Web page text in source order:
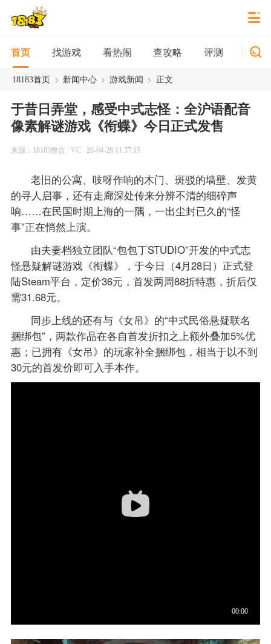
首页 找游戏 看热闹 查攻略 评测 新游
18183首页 > 新闻中心 > 游戏新闻 > 正文
于昔日弄堂，感受中式志怪：全沪语配音
像素解谜游戏《衔蝶》今日正式发售
来源：18183整合 VC 26-04-28 11:37:15
老旧的公寓、吱呀作响的木门、斑驳的墙壁、发黄
的寻人启事，还有走廊深处传来分辨不清的细碎声
响……在民国时期上海的一隅，一出尘封已久的“怪
事”正在悄然上演。
由夫妻档独立团队“包包丁STUDIO”开发的中式志
怪悬疑解谜游戏《衔蝶》，于今日（4月28日）正式登
陆Steam平台，定价36元，首发两周88折特惠，折后仅
需31.68元。
同步上线的还有与《女吊》的“中式民俗悬疑联名
捆绑包”，两款作品在各自首发折扣之上额外叠加5%优
惠；已拥有《女吊》的玩家补全捆绑包，相当于以不到
30元的首发价即可入手本作。